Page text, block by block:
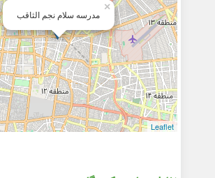
مدرسه سلام نجم الثاقب
×
Leaflet